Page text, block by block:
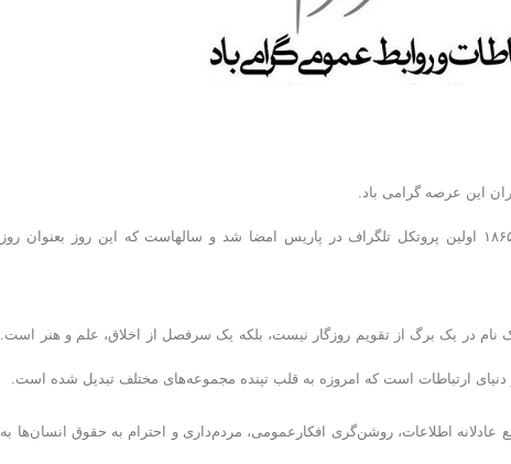
این عرصه گرامی باد.
به گزارش روابط عمومی فدراسیون شنا، شیرجه و واترپلو؛ ۱۷ می سال ۱۸۶۵ اولین پروتکل تلگراف در پاریس امضا شد و سالهاست که این روز بعنوان روز
نام در یک برگ از تقویم روزگار نیست، بلکه یک سرفصل از اخلاق، علم و هنر است.
ارتباطات است که امروزه به قلب تپنده مجموعه‌های مختلف تبدیل شده است.
عادلانه اطلاعات، روشن‌گری افکارعمومی، مردم‌داری و احترام به حقوق انسان‌ها به